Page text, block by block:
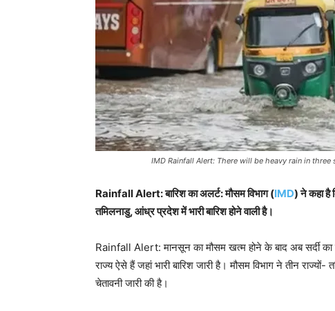
IMD Rainfall Alert: There will be heavy rain in
Rainfall Alert: बारिश का अलर्ट: मौसम विभाग (IMD) ने कहा है
तमिलनाडु, आंध्र प्रदेश में भारी बारिश होने वाली है।
Rainfall Alert: मानसून का मौसम खत्म होने के बाद अब सर्दी
राज्य ऐसे हैं जहां भारी बारिश जारी है। मौसम विभाग ने तीन
चेतावनी जारी की है।